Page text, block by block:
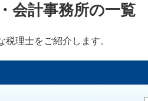
会計事務所の一覧
理士をご紹介します。